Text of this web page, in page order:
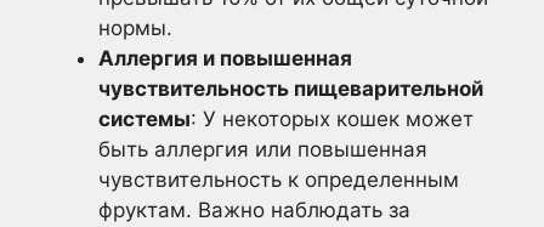
нормы.
Аллергия и повышенная
чувствительность пищеварительной
системы: У некоторых кошек может
быть аллергия или повышенная
чувствительность к определенным
фруктам. Важно наблюдать за